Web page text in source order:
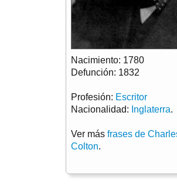
Nacimiento: 1780
Defunción: 1832
Profesión: Escritor
Nacionalidad: Inglaterra.
Ver más frases de
Colton.